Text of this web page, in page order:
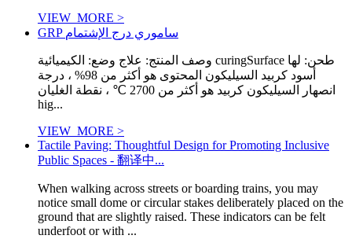
VIEW_MORE >
GRP ساموري درج الإشتمام
وصف المنتج: علاج وضع: الكيميائية curingSurface طحن: لها
أسود كربيد السيليكون المحتوى هو أكثر من 98% ، درجة
انصهار السيليكون كربيد هو أكثر من 2700 ℃ ، نقطة الغليان
hig...
VIEW_MORE >
Tactile Paving: Thoughtful Design for Promoting Inclusive
Public Spaces - 翻译中...
When walking across streets or boarding trains, you may
notice small dome or circular stakes deliberately placed on the
ground that are slightly raised. These indicators can be felt
underfoot or with ...